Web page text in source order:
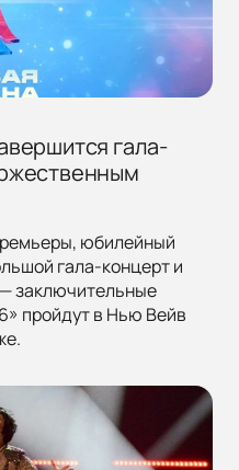
гала-
юбилейный
гала-концерт и
заключительные
пройдут в Нью Вейв